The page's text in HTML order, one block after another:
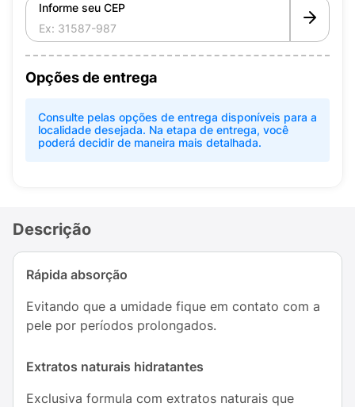
Informe seu CEP
Opções de entrega
Consulte pelas opções de entrega disponíveis para a
localidade desejada. Na etapa de entrega, você
poderá decidir de maneira mais detalhada.
Descrição
Rápida absorção
Evitando que a umidade fique em contato com a
pele por períodos prolongados.
Extratos naturais hidratantes
Exclusiva formula com extratos naturais que